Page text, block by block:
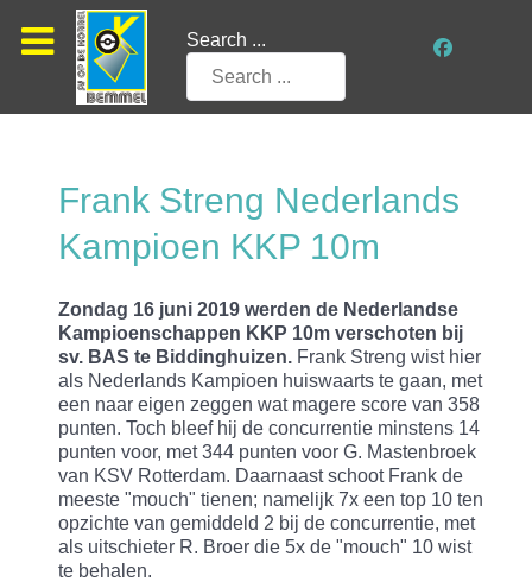
Search ...
Frank Streng Nederlands
Kampioen KKP 10m
Zondag 16 juni 2019 werden de Nederlandse
Kampioenschappen KKP 10m verschoten bij
sv. BAS te Biddinghuizen. Frank Streng wist hier
als Nederlands Kampioen huiswaarts te gaan, met
een naar eigen zeggen wat magere score van 358
punten. Toch bleef hij de concurrentie minstens 14
punten voor, met 344 punten voor G. Mastenbroek
van KSV Rotterdam. Daarnaast schoot Frank de
meeste "mouch" tienen; namelijk 7x een top 10 ten
opzichte van gemiddeld 2 bij de concurrentie, met
als uitschieter R. Broer die 5x de "mouch" 10 wist
te behalen.